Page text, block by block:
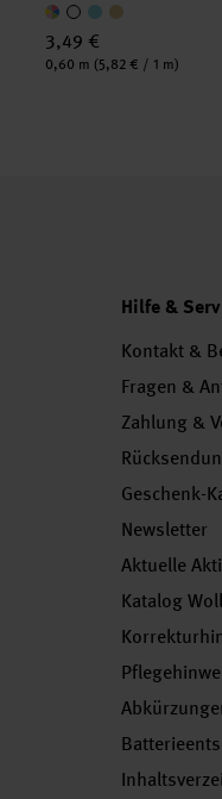
3,49 €
Inhalt:
0,60 m (5,82 € / 1 m)
Hilfe &
Kontakt &
Fragen &
Zahlung &
Geschenk-
Newsletter
Aktuelle
Katalog